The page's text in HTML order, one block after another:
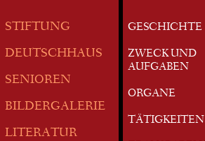
STIFTUNG
DEUTSCHHAUS
SENIOREN
BILDERGALERIE
LITERATUR
GESCHICHTE
ZWECK UND
AUFGABEN
ORGANE
TÄTIGKEITEN